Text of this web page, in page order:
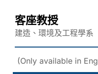
客座教授
建造、環境及工程學系
(Only available in